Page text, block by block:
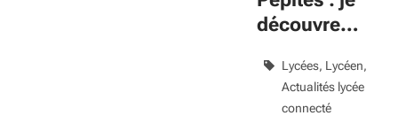
découvre
ma classe
Lycées Lycéen
Actualités lycée
connecté